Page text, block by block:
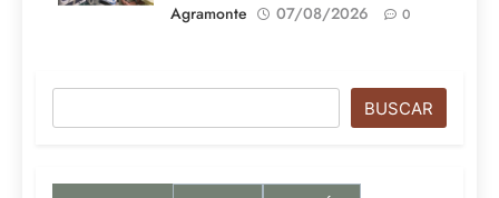
Agramonte
07/08/2026 0
BUSCAR